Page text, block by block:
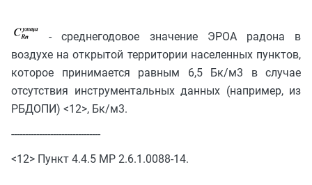
- среднегодовое значение ЭРОА радона в
воздухе на открытой территории населенных пунктов,
которое принимается равным 6,5 Бк/м3 в случае
отсутствия инструментальных данных (например, из
РБДОПИ) <12>, Бк/м3.
--------------------------------
<12> Пункт 4.4.5 МР 2.6.1.0088-14.